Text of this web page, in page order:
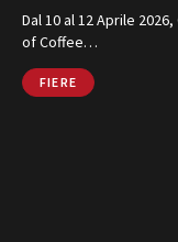
Catalogo
Finiture e
Magazine
Dal 10 al 12 Aprile
of Coffee…
FIERE